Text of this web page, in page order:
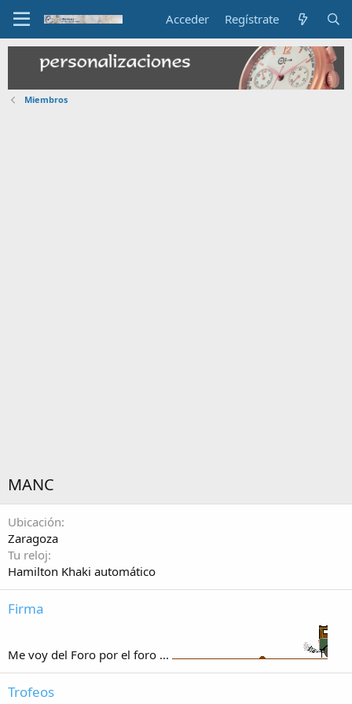
Acceder Regístrate
Miembros
MANC
Ubicación
Zaragoza
Tu reloj
Hamilton Khaki automático
Firma
Me voy del Foro por el foro ...
Trofeos